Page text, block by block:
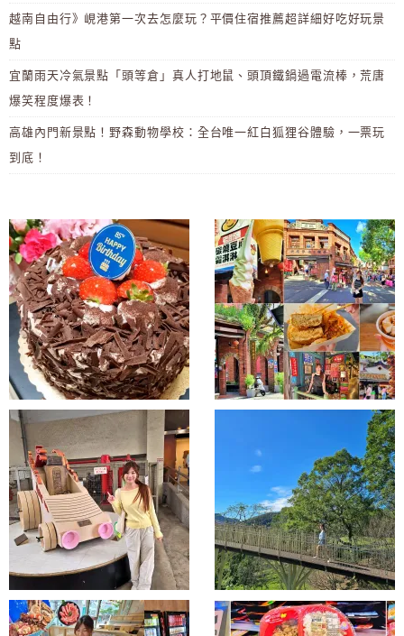
越南自由行》峴港第一次去怎麼玩？平價住宿推薦超詳細好吃好玩景
點
宜蘭雨天冷氣景點「頭等倉」真人打地鼠、頭頂鐵鍋過電流棒，荒唐
爆笑程度爆表！
高雄內門新景點！野森動物學校：全台唯一紅白狐狸谷體驗，一票玩
到底！